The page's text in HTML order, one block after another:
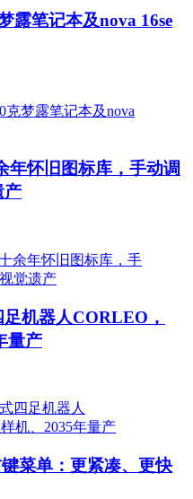
露笔记本及nova 16se
年怀旧图标库，手动调
产
机器人CORLEO，
量产
菜单：更紧凑、更快